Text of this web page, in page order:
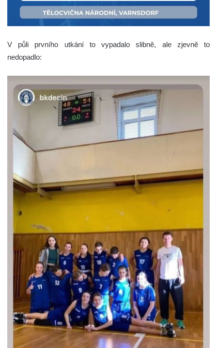
V půli prvního utkání to vypadalo slibně, ale zjevně to
nedopadlo: